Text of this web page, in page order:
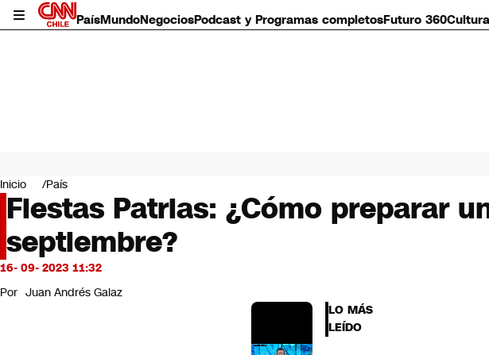
PaísMundoNegociosPodcast y Programas completosFuturo 360Cultura
Mundo
Negocios
Deportes
Programas completos
Cultura
Servicios
Bits
CNN Data
Inicio País
Fiestas Patrias: ¿Cómo preparar
septiembre?
16- 09- 2023 11:32
Por Juan Andrés Galaz
LO MÁS
LEÍDO